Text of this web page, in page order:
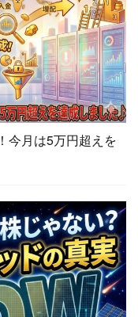
今月は5万円超えを